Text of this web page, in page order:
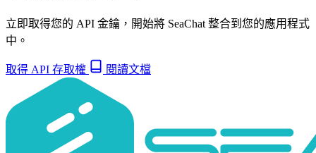
立即取得您的 API 金鑰，開始將 SeaChat 整合到您的應用程式
中。
取得 API 存取權 閱讀文檔